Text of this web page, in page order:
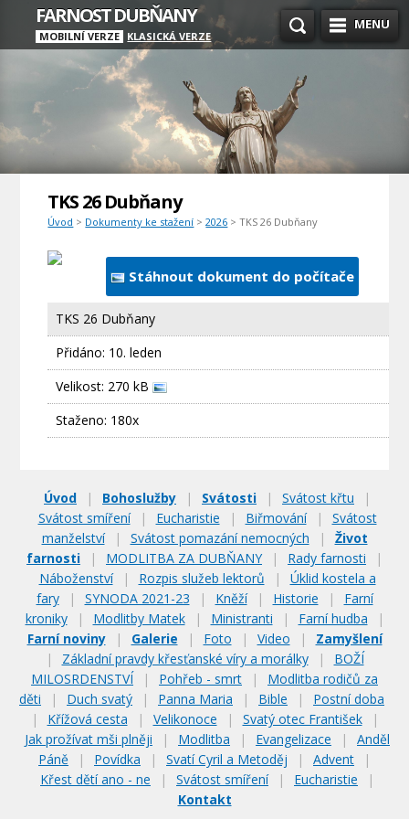
MENU
FARNOST DUBŇANY
MOBILNÍ VERZE KLASICKÁ VERZE
TKS 26 Dubňany
Úvod > Dokumenty ke stažení >2026 > TKS 26 Dubňany
Stáhnout dokument do počítače
TKS 26 Dubňany
Přidáno: 10. leden
Velikost: 270 kB
Staženo: 180x
Úvod | Bohoslužby | Svátosti | Svátost křtu
|
Svátost smíření
| Eucharistie | Biřmování |
Svátost
manželství
| Svátost pomazání nemocných |
Život
farnosti
| MODLITBA ZA DUBŇANY | Rady farnosti
|
Náboženství
| Rozpis služeb lektorů |
Úklid kostela a
fary
| SYNODA 2021-23 | Kněží | Historie |
Farní
kroniky
| Modlitby Matek | Ministranti | Farní hudba
|
Farní noviny
| Galerie | Foto | Video |
Zamyšlení
|
Základní pravdy křesťanské víry a morálky |
BOŽÍ
MILOSRDENSTVÍ
| Pohřeb - smrt |
Modlitba rodičů za
děti
| Duch svatý | Panna Maria | Bible |
Postní doba
|
Křížová cesta | Velikonoce | Svatý otec František
|
Jak prožívat mši plněji
| Modlitba | Evangelizace |
Anděl
Páně
| Povídka | Svatí Cyril a Metoděj | Advent
|
Křest dětí ano - ne
| Svátost smíření | Eucharistie
|
Kontakt